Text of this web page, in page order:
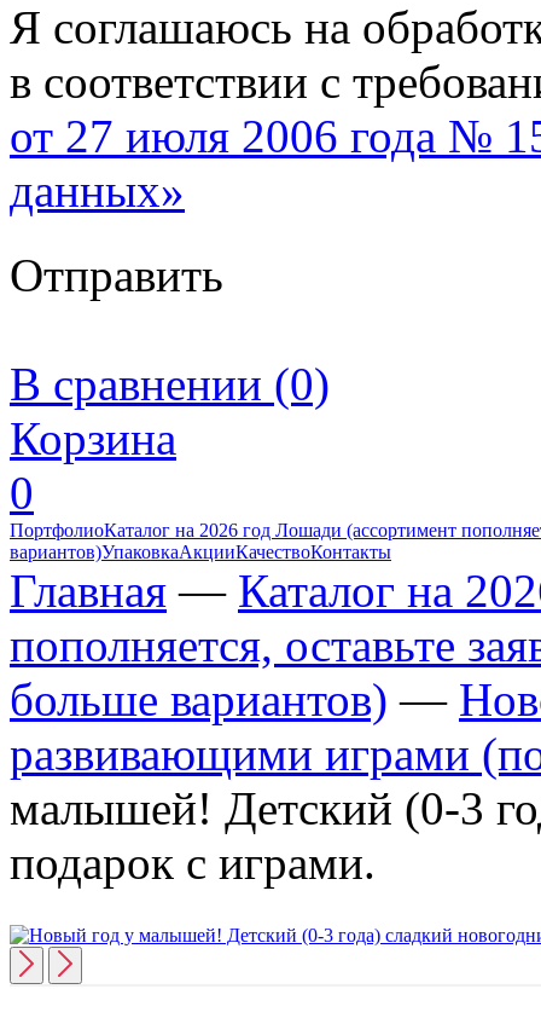
Я соглашаюсь на
в соответствии с
от 27 июля 2006 года №
данных»
Отправить
В сравнении (0)
Корзина
0
ПортфолиоКаталог на 2026 год Лошади (ассортимент
вариантов)УпаковкаАкцииКачествоКонтакты
Главная — Каталог на
пополняется, оставьте
больше вариантов) —
развивающими играми
малышей! Детский (0-3
подарок с играми.